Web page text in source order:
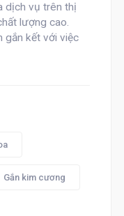
dịch vụ trên thị
lượng cao.
gắn kết với việc
Gắn kim cương